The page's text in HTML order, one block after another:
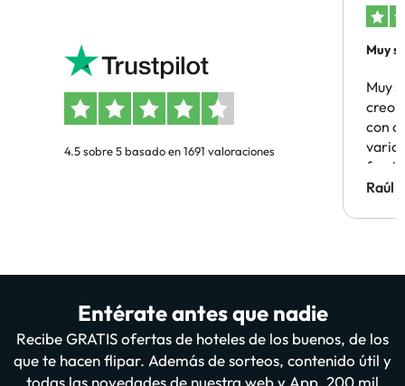
4.5 sobre 5 basado en 1691 valoraciones
Muy
Muy
creo
con
Hotel
Raúl
Entérate antes que nadie
Recibe GRATIS ofertas de hoteles de los buenos, de los
que te hacen flipar. Además de sorteos, contenido útil y
todas las novedades de nuestra web y App. 200 mil